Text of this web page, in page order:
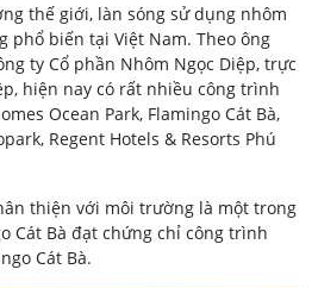
thế giới, làn sóng sử dụng nhôm
phổ biến tại Việt Nam. Theo ông
ty Cổ phần Nhôm Ngọc Diệp, trực
hiện nay có rất nhiều công trình
Ocean Park, Flamingo Cát Bà,
Regent Hotels & Resorts Phú
thiện với môi trường là một trong
Cát Bà đạt chứng chỉ công trình
Cát Bà.